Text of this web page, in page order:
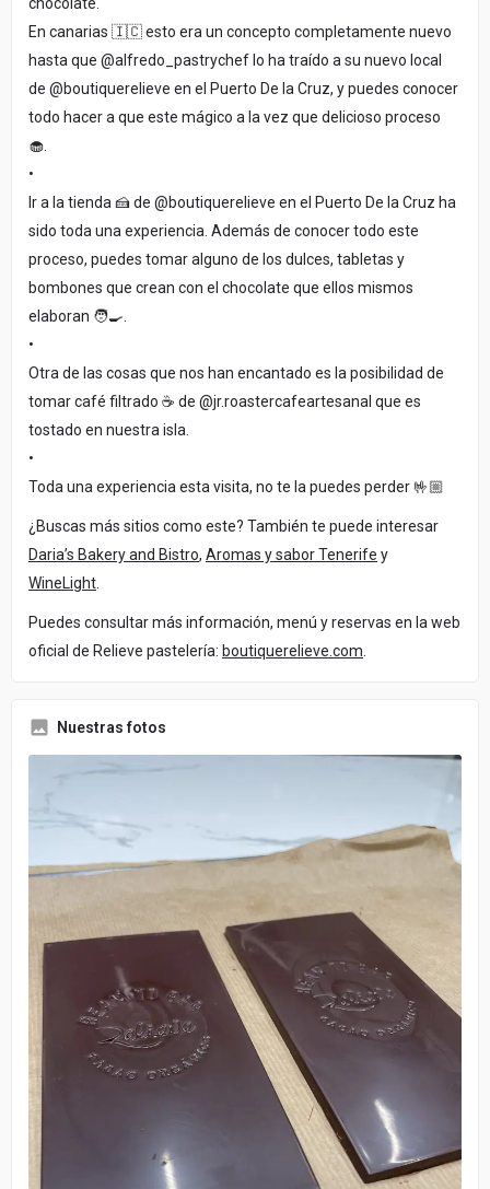
En canarias 🇮🇨 esto era un concepto completamente nuevo
hasta que @alfredo_pastrychef lo ha traído a su nuevo local
de @boutiquerelieve en el Puerto De la Cruz, y puedes conocer
todo hacer a que este mágico a la vez que delicioso proceso
🧁.
•
Ir a la tienda 🍰 de @boutiquerelieve en el Puerto De la Cruz ha
sido toda una experiencia. Además de conocer todo este
proceso, puedes tomar alguno de los dulces, tabletas y
bombones que crean con el chocolate que ellos mismos
elaboran 🧑‍🍳.
•
Otra de las cosas que nos han encantado es la posibilidad de
tomar café filtrado ☕️ de @jr.roastercafeartesanal que es
tostado en nuestra isla.
•
Toda una experiencia esta visita, no te la puedes perder 🤟🏼
¿Buscas más sitios como este? También te puede interesar
Daria’s Bakery and Bistro, Aromas y sabor Tenerife y
WineLight
Puedes consultar más información, menú y reservas en la web
oficial de Relieve pastelería: boutiquerelieve.com
Nuestras fotos